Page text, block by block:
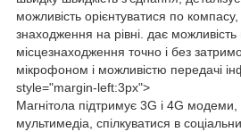
можливість орієнтуватися по
знаходження на рівні. дає можливість
місцезнаходження точно і без
мікрофоном і можливістю передачі
style="margin-left:3px">
Магнітола підтримує 3G і 4G
мультимедіа, спілкуватися в